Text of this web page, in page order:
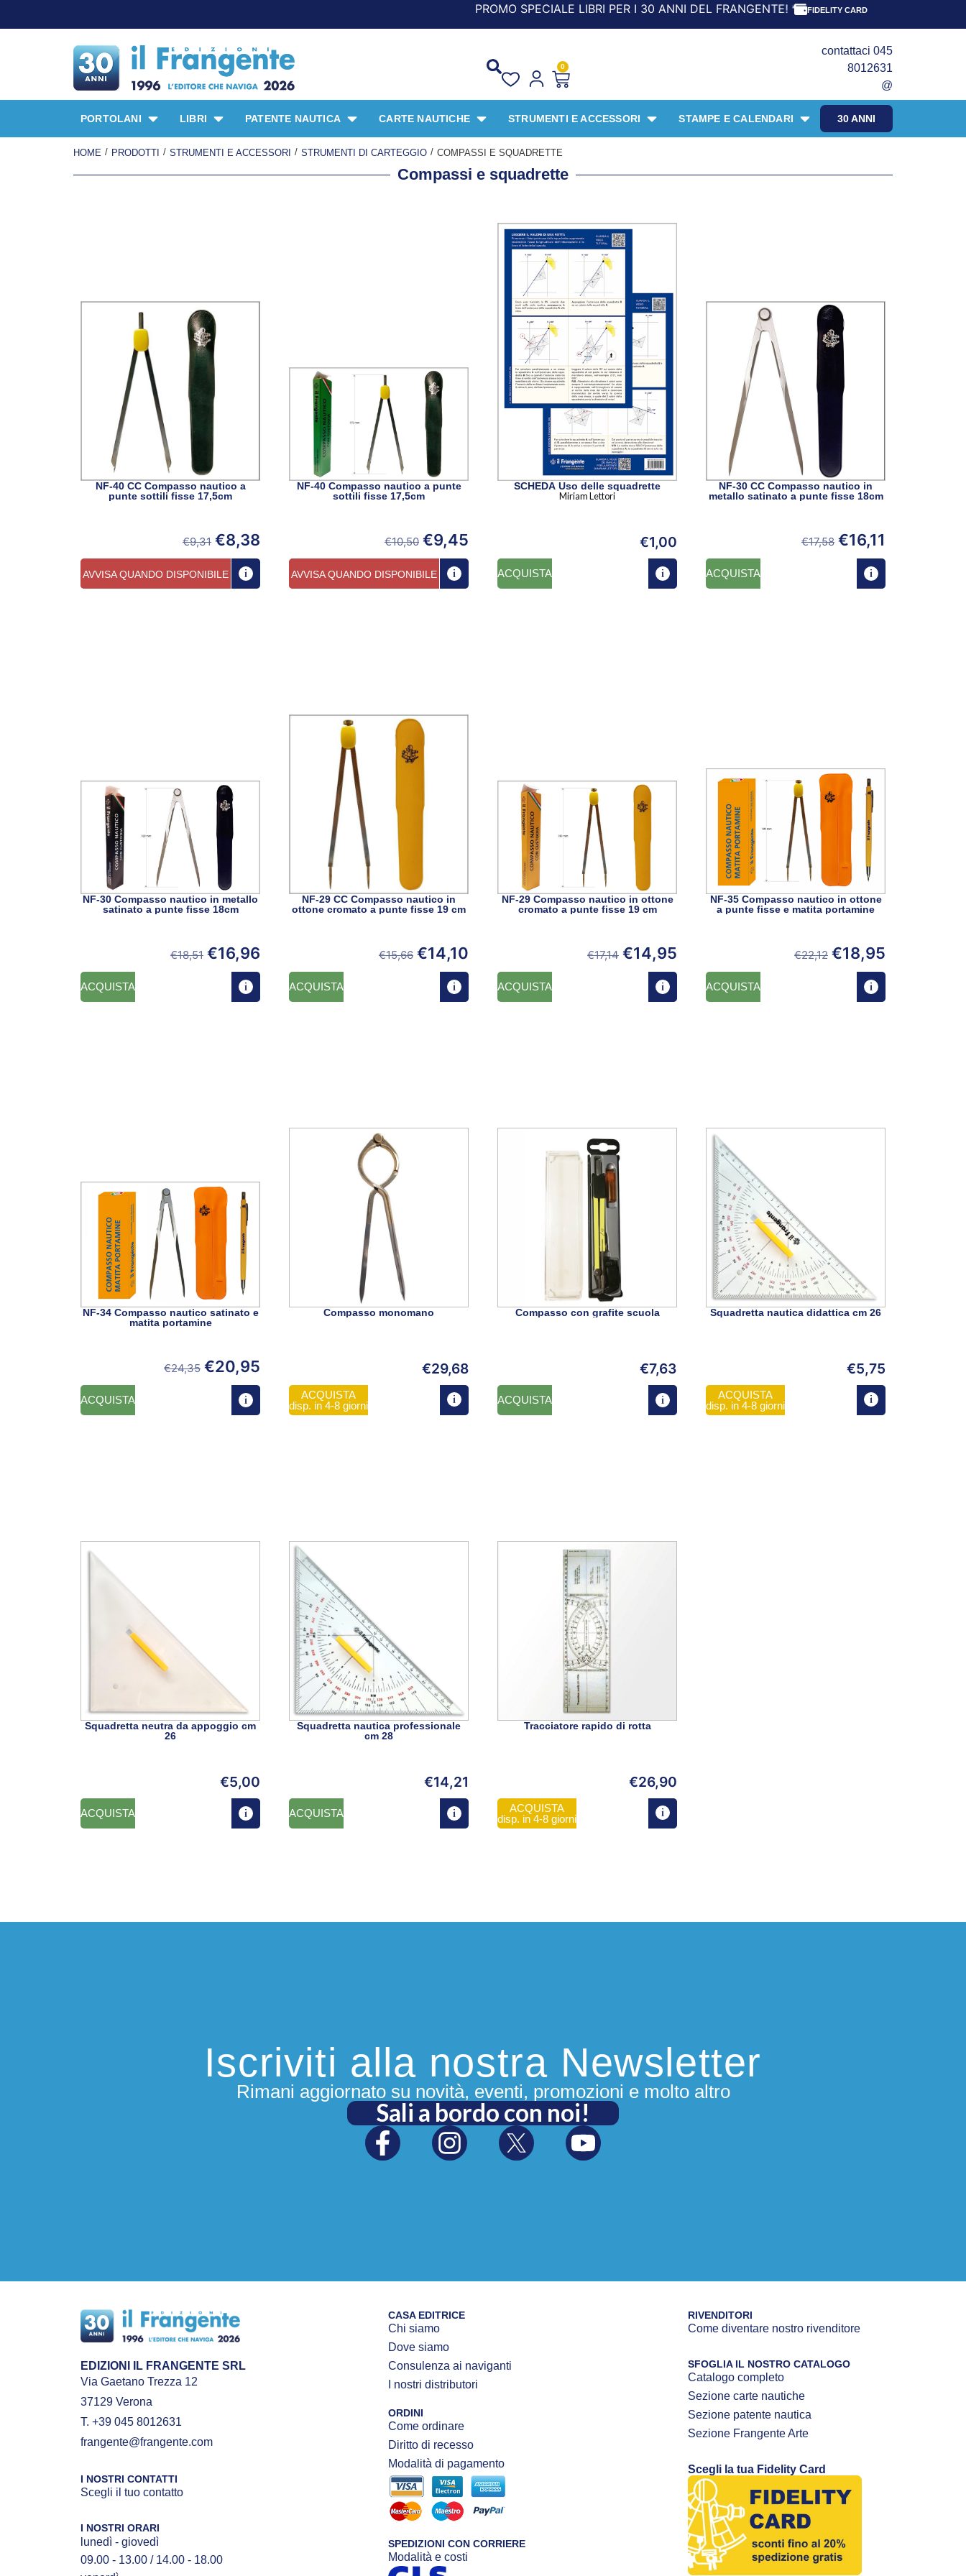
PROMO SPECIALE LIBRI PER I 30 ANNI DEL FRANGENTE! *** CON ORDINI A PARTIRE DA 69,90€ LA
FIDELITY CARD
0
contattaci 045
8012631
@
30 ANNI
PORTOLANI LIBRI PATENTE NAUTICA CARTE NAUTICHE STRUMENTI E ACCESSORI STAMPE E CALENDARI
HOME / PRODOTTI / STRUMENTI E ACCESSORI / STRUMENTI DI CARTEGGIO / COMPASSI E SQUADRETTE
Compassi e squadrette
NF-40 CC Compasso nautico a
punte sottili fisse 17,5cm
€9,31 €8,38
AVVISA QUANDO DISPONIBILE
NF-40 Compasso nautico a punte
sottili fisse 17,5cm
€10,50 €9,45
AVVISA QUANDO DISPONIBILE
SCHEDA Uso delle squadrette
Miriam Lettori
€1,00
ACQUISTA
NF-30 CC Compasso nautico in
metallo satinato a punte fisse 18cm
€17,58 €16,11
ACQUISTA
NF-30 Compasso nautico in metallo
satinato a punte fisse 18cm
€18,51 €16,96
ACQUISTA
NF-29 CC Compasso nautico in
ottone cromato a punte fisse 19 cm
€15,66 €14,10
ACQUISTA
NF-29 Compasso nautico in ottone
cromato a punte fisse 19 cm
€17,14 €14,95
ACQUISTA
NF-35 Compasso nautico in ottone
a punte fisse e matita portamine
€22,12 €18,95
ACQUISTA
NF-34 Compasso nautico satinato e
matita portamine
€24,35 €20,95
ACQUISTA
Compasso monomano
€29,68
ACQUISTA
disp. in 4-8 giorni
Compasso con grafite scuola
€7,63
ACQUISTA
Squadretta nautica didattica cm 26
€5,75
ACQUISTA
disp. in 4-8 giorni
Squadretta neutra da appoggio cm
26
€5,00
ACQUISTA
Squadretta nautica professionale
cm 28
€14,21
ACQUISTA
Tracciatore rapido di rotta
€26,90
ACQUISTA
disp. in 4-8 giorni
Iscriviti alla nostra Newsletter
Rimani aggiornato su novità, eventi, promozioni e molto altro
Sali a bordo con noi!
EDIZIONI IL FRANGENTE SRL
Via Gaetano Trezza 12
37129 Verona
T. +39 045 8012631
frangente@frangente.com
I NOSTRI CONTATTI
Scegli il tuo contatto
I NOSTRI ORARI
lunedì - giovedì
09.00 - 13.00 / 14.00 - 18.00
CASA EDITRICE
Chi siamo
Dove siamo
Consulenza ai naviganti
I nostri distributori
ORDINI
Come ordinare
Diritto di recesso
Modalità di pagamento
SPEDIZIONI CON CORRIERE
Modalità e costi
RIVENDITORI
Come diventare nostro rivenditore
SFOGLIA IL NOSTRO CATALOGO
Catalogo completo
Sezione carte nautiche
Sezione patente nautica
Sezione Frangente Arte
Scegli la tua Fidelity Card